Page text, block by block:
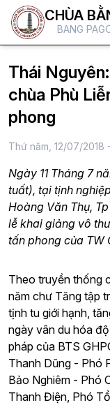
CHÙA
BANG
Thái
chùa Phù
phong
Thứ năm, 12/07/2018
Ngày 11 Tháng 7
tuất), tại tịnh
Hoàng Văn Thụ,
lễ khai giảng vô
tấn phong của TW
Theo truyền thống
năm chư Tăng tập
tịnh tu giới hạnh,
ngày vân du hóa
pháp của BTS
Thanh Dũng - Phó
Bảo Nghiêm - Phó
Thanh Điện, Phó